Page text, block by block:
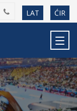
LAT ĆIR